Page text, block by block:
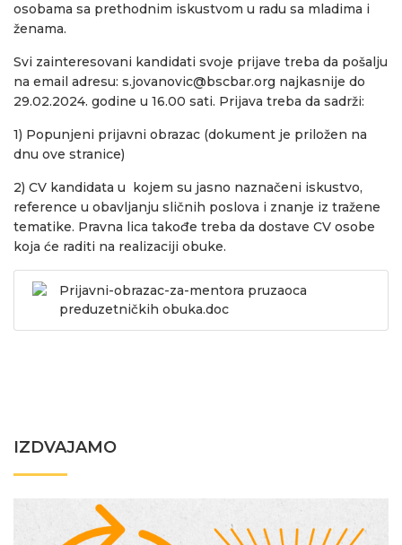
osobama sa prethodnim iskustvom u radu sa mladima i
ženama.
Svi zainteresovani kandidati svoje prijave treba da pošalju
na email adresu: s.jovanovic@bscbar.org najkasnije do
29.02.2024. godine u 16.00 sati. Prijava treba da sadrži:
1) Popunjeni prijavni obrazac (dokument je priložen na
dnu ove stranice)
2) CV kandidata u kojem su jasno naznačeni iskustvo,
reference u obavljanju sličnih poslova i znanje iz tražene
tematike. Pravna lica takođe treba da dostave CV osobe
koja će raditi na realizaciji obuke.
Prijavni-obrazac-za-mentora pruzaoca
preduzetničkih obuka.doc
IZDVAJAMO